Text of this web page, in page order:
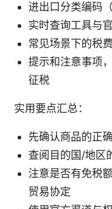
进出口分类编码
实时查询工具与
常见场景下的税
提示和注意事项
征税
实用要点汇总：
先确认商品的正
查阅目的国/地区
注意是否有免税
贸易协定